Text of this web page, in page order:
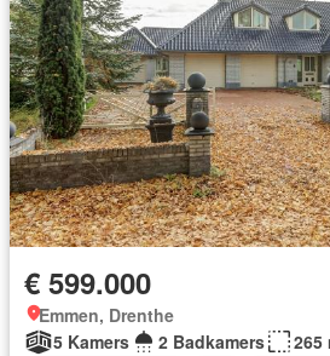
€ 599.000
Emmen, Drenthe
5 Kamers
2 Badkamers
265